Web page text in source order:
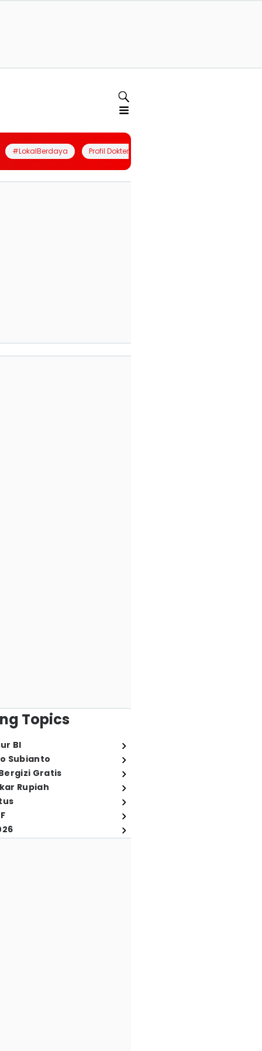
#LokalBerdaya Profil Dokter
Topics
BI
Subianto
Gratis
Rupiah